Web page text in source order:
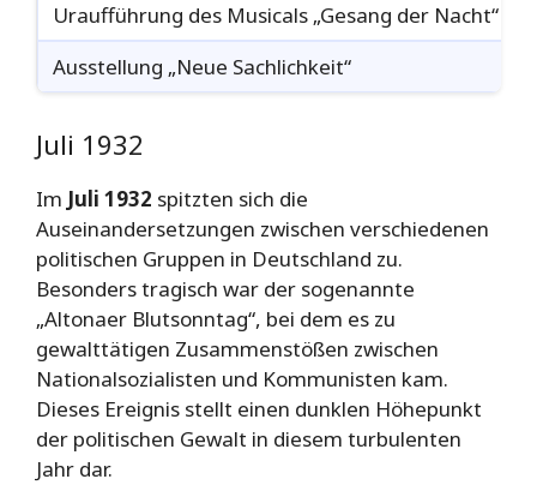
Uraufführung des Musicals „Gesang der Nacht“
Ausstellung „Neue Sachlichkeit“
Juli 1932
Im Juli 1932 spitzten sich die
Auseinandersetzungen zwischen verschiedenen
politischen Gruppen in Deutschland zu.
Besonders tragisch war der sogenannte
„Altonaer Blutsonntag“, bei dem es zu
gewalttätigen Zusammenstößen zwischen
Nationalsozialisten und Kommunisten kam.
Dieses Ereignis stellt einen dunklen Höhepunkt
der politischen Gewalt in diesem turbulenten
Jahr dar.